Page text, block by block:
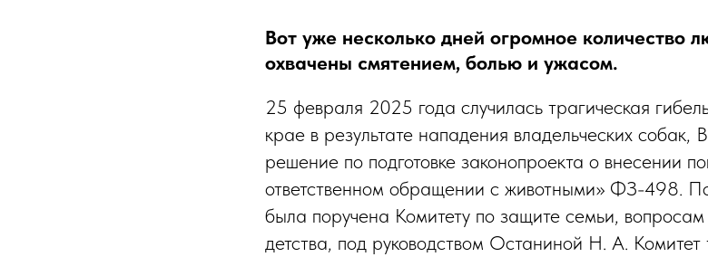
Вот уже несколько дней огромное количество
охвачены смятением, болью и ужасом.
25 февраля 2025 года случилась трагическая
крае в результате нападения владельческих собак,
решение по подготовке законопроекта о внесении
ответственном обращении с животными» ФЗ-498.
была поручена Комитету по защите семьи,
детства, под руководством Останиной Н. А. Комитет